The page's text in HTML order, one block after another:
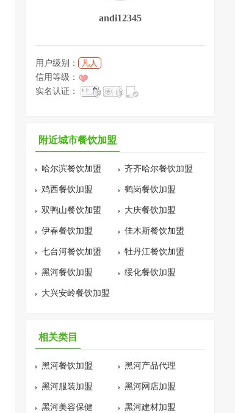
andi12345
用户级别：
凡人
信用等级：
实名认证：
附近城市餐饮加盟
哈尔滨餐饮加盟 齐齐哈尔餐饮加盟
鸡西餐饮加盟 鹤岗餐饮加盟
双鸭山餐饮加盟 大庆餐饮加盟
伊春餐饮加盟 佳木斯餐饮加盟
七台河餐饮加盟 牡丹江餐饮加盟
黑河餐饮加盟 绥化餐饮加盟
大兴安岭餐饮加盟
相关类目
黑河餐饮加盟 黑河产品代理
黑河服装加盟 黑河网店加盟
黑河美容保健 黑河建材加盟